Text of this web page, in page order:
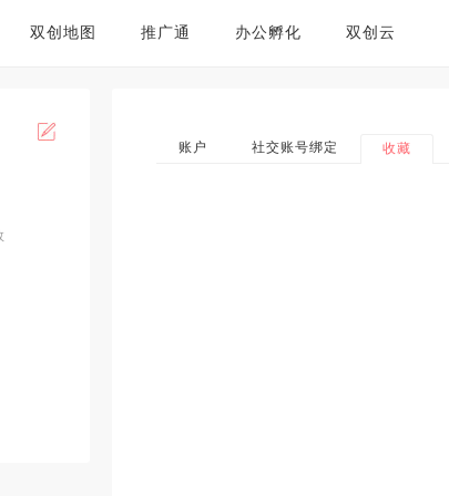
双创地图 推广通 办公孵化 双创云
账户 社交账号绑定 收藏